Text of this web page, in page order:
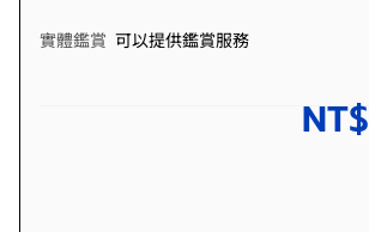
實體鑑賞 可以提供鑑賞服務
NT$